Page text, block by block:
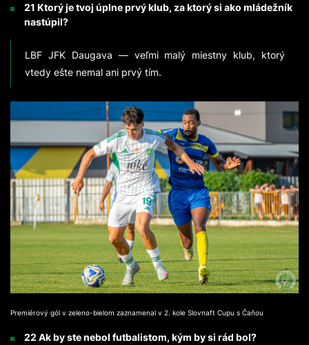
21 Ktorý je tvoj úplne prvý klub, za ktorý si ako mládežník
nastúpil?
LBF JFK Daugava — veľmi malý miestny klub, ktorý
vtedy ešte nemal ani prvý tím.
Premiérový gól v zeleno-bielom zaznamenal v 2. kole Slovnaft Cupu s Čaňou
22 Ak by ste nebol futbalistom, kým by si rád bol?